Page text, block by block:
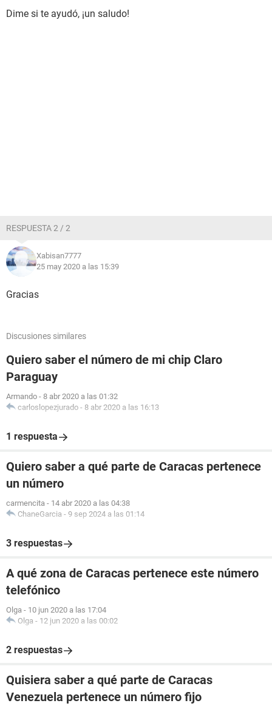
Dime si te ayudó, ¡un saludo!
RESPUESTA 2 / 2
Xabisan7777
25 may 2020 a las 15:39
Gracias
Discusiones similares
Quiero saber el número de mi chip Claro
Paraguay
Armando - 8 abr 2020 a las 01:32
carloslopezjurado - 8 abr 2020 a las 16:13
1 respuesta
Quiero saber a qué parte de Caracas pertenece
un número
carmencita - 14 abr 2020 a las 04:38
ChaneGarcia - 9 sep 2024 a las 01:14
3 respuestas
A qué zona de Caracas pertenece este número
telefónico
Olga - 10 jun 2020 a las 17:04
Olga - 12 jun 2020 a las 00:02
2 respuestas
Quisiera saber a qué parte de Caracas
Venezuela pertenece un número fijo